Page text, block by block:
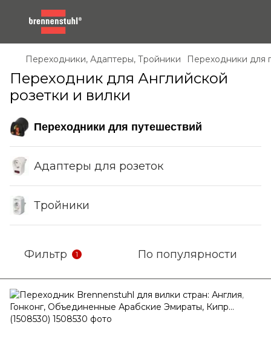
Переходники, Адаптеры, Тройники Переходники для
Переходник для Английской
розетки и вилки
Переходники для путешествий
Адаптеры для розеток
Тройники
Фильтр 1 По популярности